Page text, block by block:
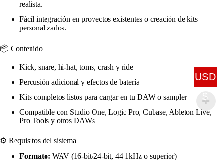
realista.
Fácil integración en proyectos existentes o creación de kits
personalizados.
📦 Contenido
Kick, snare, hi-hat, toms, crash y ride
Percusión adicional y efectos de batería
Kits completos listos para cargar en tu DAW o sampler
Compatible con Studio One, Logic Pro, Cubase, Ableton Live,
Pro Tools y otros DAWs
⚙️ Requisitos del sistema
Formato: WAV (16-bit/24-bit, 44.1kHz o superior)
USD
$